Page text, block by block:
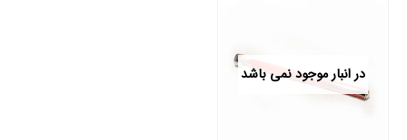
در انبار موجود نمی باشد